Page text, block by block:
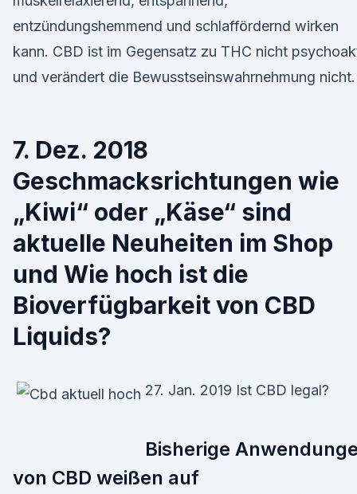
entzündungshemmend und schlaffördernd wirken
kann. CBD ist im Gegensatz zu THC nicht
und verändert die Bewusstseinswahrnehmung nicht.
7. Dez. 2018
Geschmacksrichtungen wie
„Kiwi“ oder „Käse“ sind
aktuelle Neuheiten im Shop
und Wie hoch ist die
Bioverfügbarkeit von CBD
Liquids?
27. Jan. 2019 Ist CBD legal?
Bisherige
von CBD weißen auf